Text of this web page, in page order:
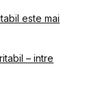
este mai
– intre